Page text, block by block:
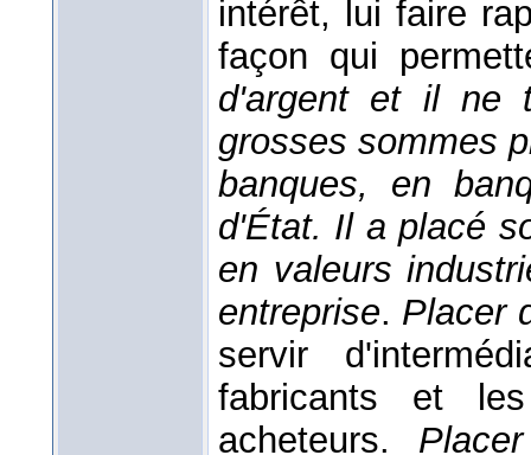
intérêt, lui faire
façon qui
d'argent et il ne
grosses sommes
banques, en
d'État. Il a placé
en valeurs
entreprise. Placer
servir
fabricants et
acheteurs.